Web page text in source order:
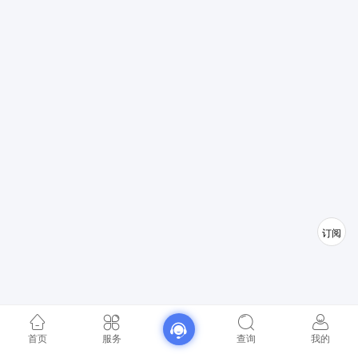
首页 服务 查询 我的
订阅